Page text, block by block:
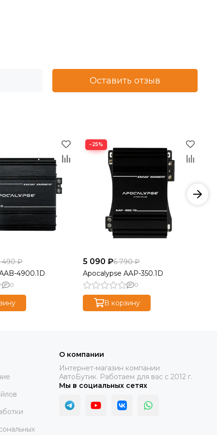
Оставить отзыв
490 ₽
4900.1D
0
−25%
5 090 ₽6 790 ₽
Apocalypse AAP-350.1D
0
В корзину
О компании
Интернет-магазин компании
АвтоБутик. Работаем для вас с 2012 г.
Мы в социальных сетях